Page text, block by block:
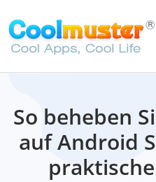
So beheben
auf Android